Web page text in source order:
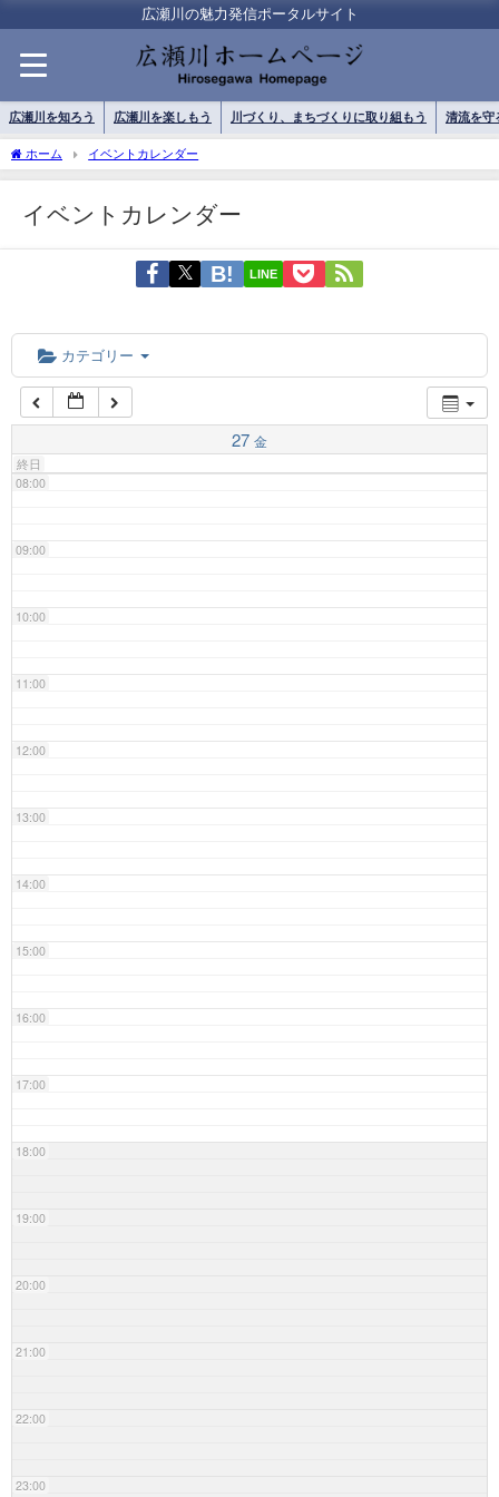
広瀬川の魅力発信ポータルサイト
広瀬川を知ろう 広瀬川を楽しもう 川づくり、まちづくりに取り組もう 清流を守
ホーム イベントカレンダー
イベントカレンダー
LINE
カテゴリー
27 金
終日
02:00
03:00
04:00
06:00
07:00
08:00
09:00
10:00
11:00
12:00
13:00
14:00
15:00
16:00
17:00
18:00
19:00
20:00
21:00
22:00
23:00